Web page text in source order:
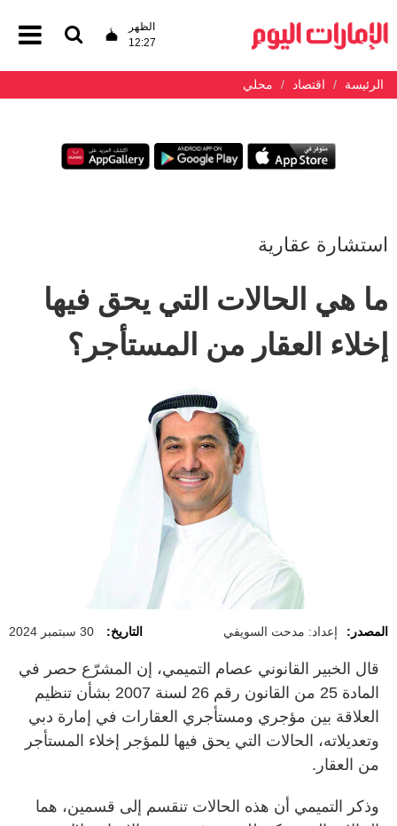
الظهر
12:27
الرئيسة اقتصاد محلي
استشارة عقارية
ما هي الحالات التي يحق فيها
إخلاء العقار من المستأجر؟
المصدر: إعداد: مدحت السويفي التاريخ: 30 سبتمبر 2024
قال الخبير القانوني عصام التميمي، إن المشرّع حصر في
المادة 25 من القانون رقم 26 لسنة 2007 بشأن تنظيم
العلاقة بين مؤجري ومستأجري العقارات في إمارة دبي
وتعديلاته، الحالات التي يحق فيها للمؤجر إخلاء المستأجر
من العقار.
وذكر التميمي أن هذه الحالات تنقسم إلى قسمين، هما